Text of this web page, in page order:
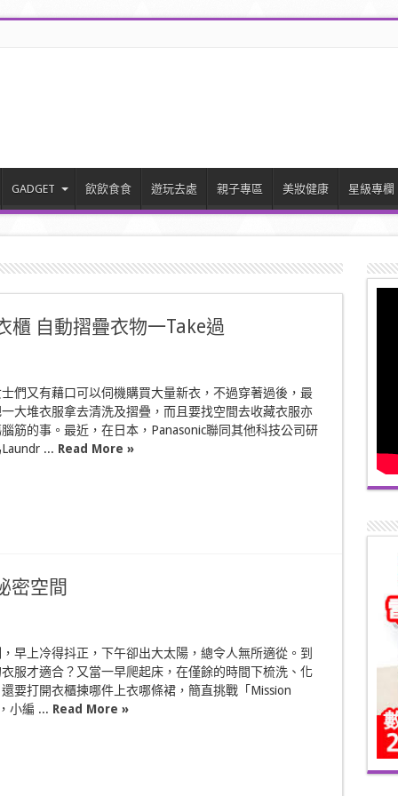
GADGET 飲飲食食 遊玩去處 親子專區 美妝健康 星級專欄
自動摺疊衣物一Take過
們又有藉口可以伺機購買大量新衣，不過穿著過後，最
大堆衣服拿去清洗及摺疊，而且要找空間去收藏衣服亦
筋的事。最近，在日本，Panasonic聯同其他科技公司研
... Read More »
密空間
早上冷得抖正，下午卻出大太陽，總令人無所適從。到
服才適合？又當一早爬起床，在僅餘的時間下梳洗、化
要打開衣櫃揀哪件上衣哪條裙，簡直挑戰「Mission
小編 ... Read More »